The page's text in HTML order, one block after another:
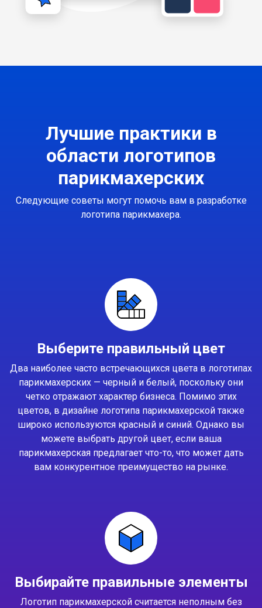
Лучшие практики в
области логотипов
парикмахерских
Следующие советы могут помочь вам в разработке
логотипа парикмахера.
Выберите правильный цвет
Два наиболее часто встречающихся цвета в логотипах
парикмахерских — черный и белый, поскольку они
четко отражают характер бизнеса. Помимо этих
цветов, в дизайне логотипа парикмахерской также
широко используются красный и синий. Однако вы
можете выбрать другой цвет, если ваша
парикмахерская предлагает что-то, что может дать
вам конкурентное преимущество на рынке.
Выбирайте правильные элементы
Логотип парикмахерской считается неполным без